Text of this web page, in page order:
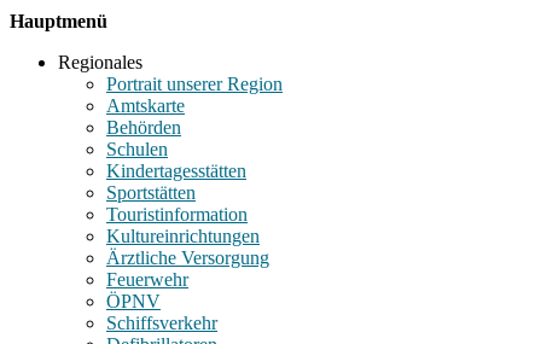
Hauptmenü
Regionales
Portrait unserer Region
Amtskarte
Behörden
Schulen
Kindertagesstätten
Sportstätten
Touristinformation
Kultureinrichtungen
Ärztliche Versorgung
Feuerwehr
ÖPNV
Schiffsverkehr